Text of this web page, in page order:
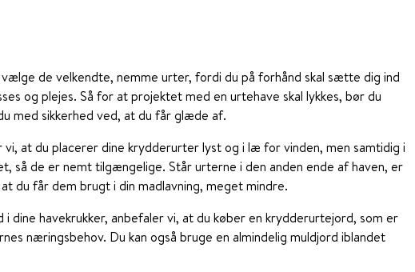
de velkendte, nemme urter, fordi du på forhånd skal sætte dig ind
og plejes. Så for at projektet med en urtehave skal lykkes, bør du
med sikkerhed ved, at du får glæde af.
at du placerer dine krydderurter lyst og i læ for vinden, men samtidig i
så de er nemt tilgængelige. Står urterne i den anden ende af haven, er
du får dem brugt i din madlavning, meget mindre.
i dine havekrukker, anbefaler vi, at du køber en krydderurtejord, som er
næringsbehov. Du kan også bruge en almindelig muldjord iblandet